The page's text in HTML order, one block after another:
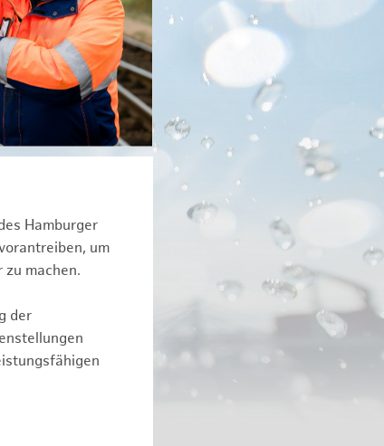
Hamburger
um
machen.
der